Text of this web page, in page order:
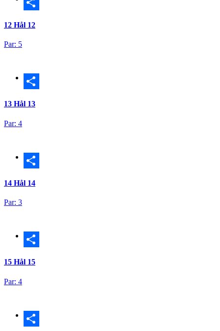
12 Hål 12
Par: 5
13 Hål 13
Par: 4
14 Hål 14
Par: 3
15 Hål 15
Par: 4